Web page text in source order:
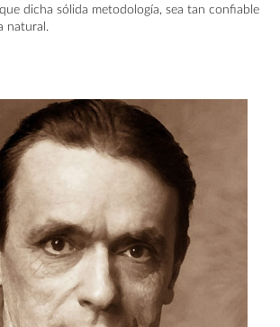
dicha sólida metodología, sea tan confiable
natural.